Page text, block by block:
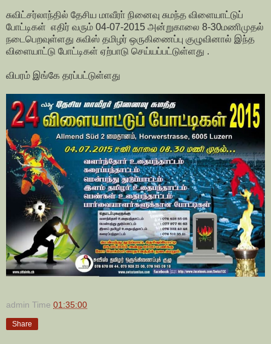
சுவிட்சர்லாந்தில் தேசிய மாவீரா் நினைவு சுமந்த விளையாட்டுப்
போட்டிகள் எதிர் வரும் 04-07-2015 அன்றுகாலை 8-30மணிமுதல்
நடைபெறவுள்ளது சுவிஸ் தமிழர் ஒருகிணைப்பு குழுவினால் இந்த
விளையாட்டு போட்டிகள் ஏற்பாடு செய்யப்பட்டுள்ளது .
விபரம் இங்கே தரப்பட்டுள்ளது
admin Time 01:35:00
Share